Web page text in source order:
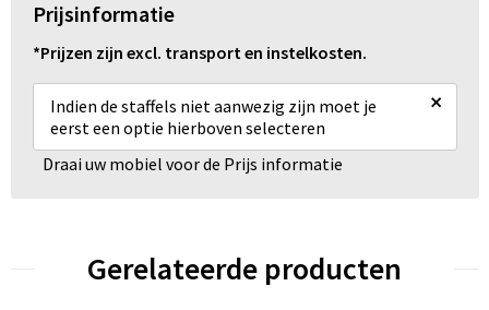
Prijsinformatie
*Prijzen zijn excl. transport en instelkosten.
Indien de staffels niet aanwezig zijn moet je
eerst een optie hierboven selecteren
×
Draai uw mobiel voor de Prijs informatie
Gerelateerde producten